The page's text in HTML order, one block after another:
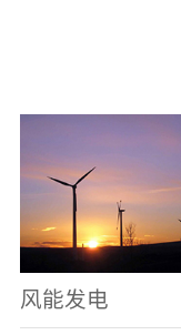
风能发电